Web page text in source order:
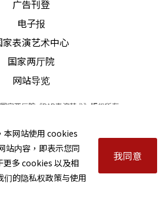
广告刊登
电子报
家表演艺术中心
国家两厅院
网站导览
家两厅院《PAR表演艺术》版权所有
arts redefined. All Rights Reserved
Tax Id number 00973926
讯，如有异动应以主办单位公告为准。
｜隐私权声明｜著作权声明
本网站使用 cookies
站内容，即表示您同
更多 cookies 以及相
们的隐私权政策与使用
我同意